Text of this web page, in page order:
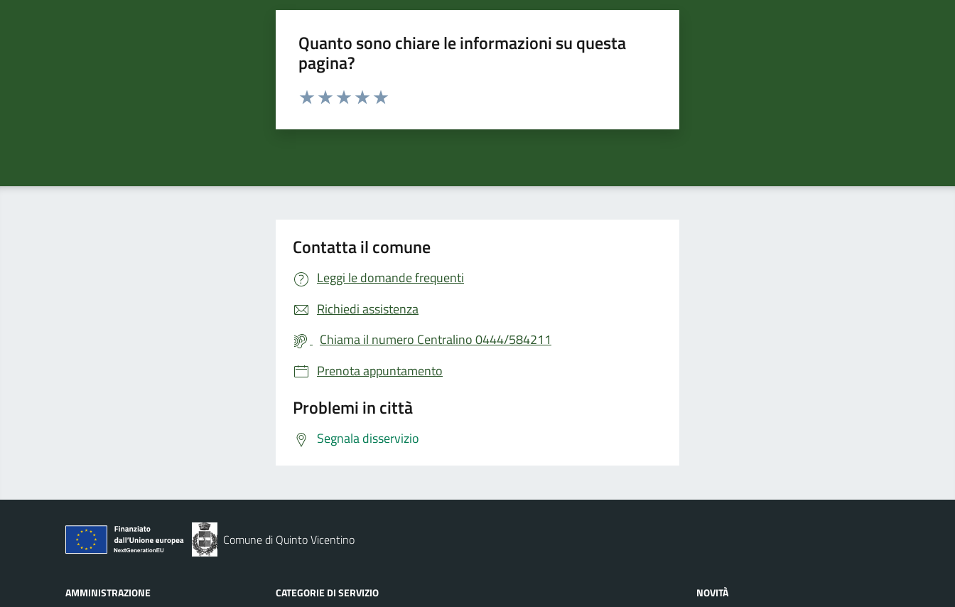
Quanto sono chiare le informazioni su questa
pagina?
Valuta da 1 a 5 stelle la pagina
Contatta il comune
Leggi le domande frequenti
Richiedi assistenza
Chiama il numero Centralino 0444/584211
Prenota appuntamento
Problemi in città
Segnala disservizio
Comune di Quinto Vicentino
AMMINISTRAZIONE CATEGORIE DI SERVIZIO NOVITÀ